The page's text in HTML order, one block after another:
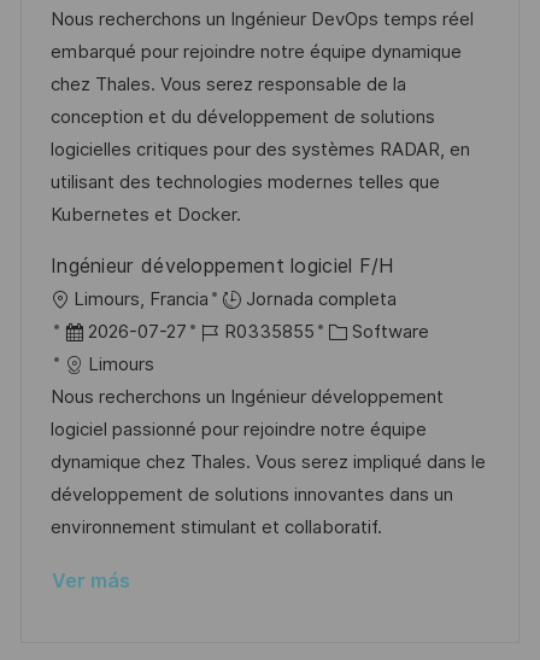
i
c
a
c
i
ó
n
c
a
c
i
ó
n
c
h
a
d
e
p
u
l
i
c
a
c
i
ó
n
d
e
e
m
p
l
e
t
e
g
o
r
í
Nous recherchons un Ingénieur DevOps temps réel
embarqué pour rejoindre notre équipe dynamique
chez Thales. Vous serez responsable de la
conception et du développement de solutions
logicielles critiques pour des systèmes RADAR, en
utilisant des technologies modernes telles que
Kubernetes et Docker.
Ingénieur développement logiciel F/H
U
b
c
a
c
i
ó
Limours, Francia
Jornada completa
F
e
c
h
a
d
e
u
2026-07-27
I
d
e
e
m
p
R0335855
C
t
e
g
o
r
Software
Limours
Nous recherchons un Ingénieur développement
logiciel passionné pour rejoindre notre équipe
dynamique chez Thales. Vous serez impliqué dans le
développement de solutions innovantes dans un
environnement stimulant et collaboratif.
Ver más